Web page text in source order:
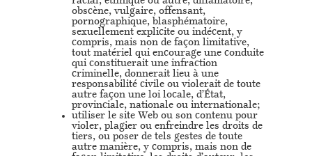
obscène, vulgaire, offensant,
pornographique, blasphématoire,
sexuellement explicite ou indécent, y
compris, mais non de façon limitative,
tout matériel qui encourage une conduite
qui constituerait une infraction
criminelle, donnerait lieu à une
responsabilité civile ou violerait de toute
autre façon une loi locale, d’État,
provinciale, nationale ou internationale;
utiliser le site Web ou son contenu pour
violer, plagier ou enfreindre les droits de
tiers, ou poser de tels gestes de toute
autre manière, y compris, mais non de